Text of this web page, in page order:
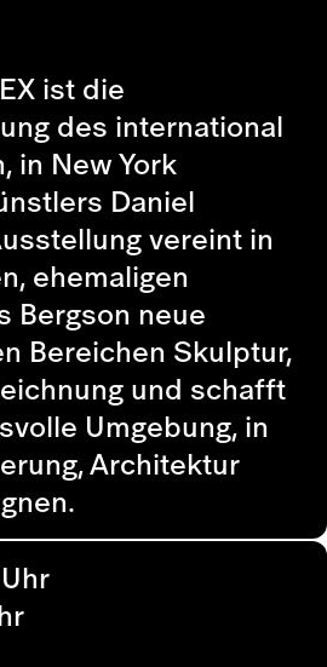
ist die
des international
in New York
Daniel
vereint in
ehemaligen
Bergson neue
Bereichen Skulptur,
und schafft
Umgebung, in
Architektur